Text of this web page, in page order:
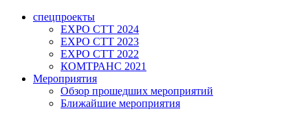
спецпроекты
EXPO CTT 2024
EXPO CTT 2023
EXPO CTT 2022
КОМТРАНС 2021
Мероприятия
Обзор прошедших мероприятий
Ближайшие мероприятия